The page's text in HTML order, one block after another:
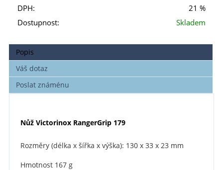
DPH:
21 %
Dostupnost:
Skladem
Popis
Váš dotaz
Poslat známénu
Nůž Victorinox RangerGrip 179
Rozměry (délka x šířka x výška): 130 x 33 x 23 mm
Hmotnost 167 g